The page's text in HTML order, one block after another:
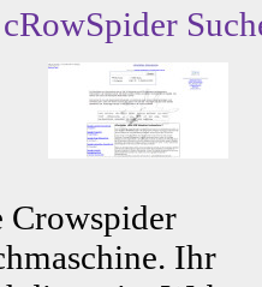
cRowSpider
Crowspider
Ihr